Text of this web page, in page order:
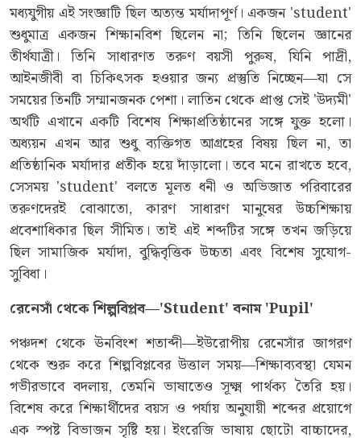
মধ্যযুগীয় এই সংজ্ঞাটি ছিল অত্যন্ত মর্যাদাপূর্ণ। একজন 'student'
শুধুমাত্র একজন শিক্ষানবিশ ছিলেন না; তিনি ছিলেন জ্ঞানের
তীর্থযাত্রী। তিনি সাধারণত তরুণ বয়সী পুরুষ, যিনি পাদ্রী,
আইনজীবী বা চিকিৎসক হওয়ার জন্য প্রস্তুতি নিচ্ছেন—যা সে
সময়ের তিনটি সম্মানজনক পেশা। লাতিন থেকে প্রাপ্ত সেই 'উদ্যমী'
অর্থটি এখানে একটি বিশেষ শিক্ষাপ্রতিষ্ঠানের সঙ্গে যুক্ত হলো।
অধ্যয়ন এখন আর শুধু ব্যক্তিগত আগ্রহের বিষয় ছিল না, তা
প্রতিষ্ঠানিক মর্যাদার প্রতীক হয়ে দাঁড়ালো। তবে মনে রাখতে হবে,
সেসময় 'student' বলতে মূলত ধনী ও অভিজাত পরিবারের
তরুণদেরই বোঝাতো, কারণ সাধারণ মানুষের উচ্চশিক্ষায়
প্রবেশাধিকার ছিল সীমিত। তাই এই শব্দটির সঙ্গে তখন জড়িয়ে
ছিল সামাজিক মর্যাদা, বুদ্ধিবৃত্তিক উচ্চতা এবং বিশেষ সুযোগ-
সুবিধা।
রেনেসাঁ থেকে শিল্পবিপ্লব—'Student' বনাম 'Pupil'
পঞ্চদশ থেকে ঊনবিংশ শতাব্দী—ইউরোপীয় রেনেসাঁর জাগরণ
থেকে শুরু করে শিল্পবিপ্লবের উত্তাল সময়—শিক্ষাব্যবস্থা যেমন
গভীরভাবে বদলায়, তেমনি ভাষাতেও সূক্ষ্ম পার্থক্য তৈরি হয়।
বিশেষ করে শিক্ষার্থীদের বয়স ও পর্যায় অনুযায়ী শব্দের প্রয়োগে
এক স্পষ্ট বিভাজন সৃষ্টি হয়। ইংরেজি ভাষায় ছোটো বাচ্চাদের,